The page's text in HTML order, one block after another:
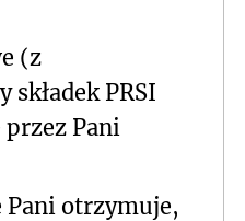
(z
składek PRSI
Pani
Pani otrzymuje,